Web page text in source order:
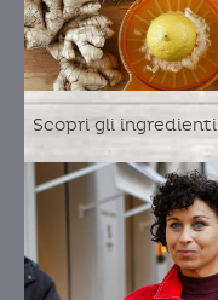
Scopri gli